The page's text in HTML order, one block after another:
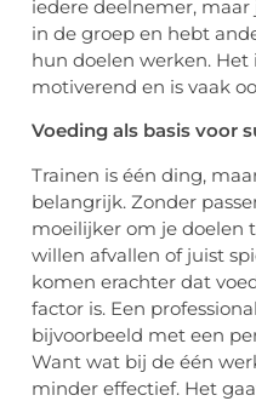
iedere deelnemer,
in de groep en hebt
hun doelen werken. Het
motiverend en is vaak
Voeding als basis voor
Trainen is één ding,
belangrijk. Zonder
moeilijker om je doelen
willen afvallen of juist
komen erachter dat
factor is. Een
bijvoorbeeld met een
Want wat bij de één
minder effectief. Het